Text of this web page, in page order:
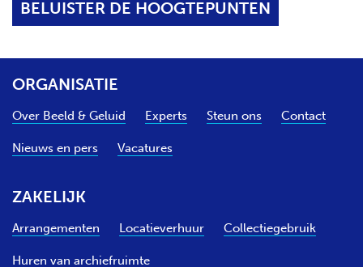
BELUISTER DE HOOGTEPUNTEN
ORGANISATIE
Over Beeld & Geluid Experts Steun ons Contact
Nieuws en pers Vacatures
ZAKELIJK
Arrangementen Locatieverhuur Collectiegebruik
Huren van archiefruimte